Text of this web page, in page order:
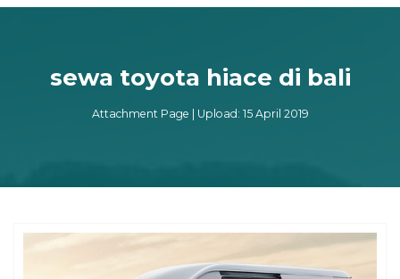
sewa toyota hiace di bali
Attachment Page | Upload: 15 April 2019